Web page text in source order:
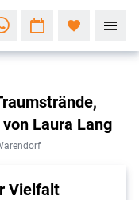
Laura Lang
Vielfalt